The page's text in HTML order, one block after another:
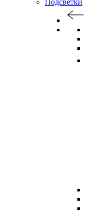
Подсветки